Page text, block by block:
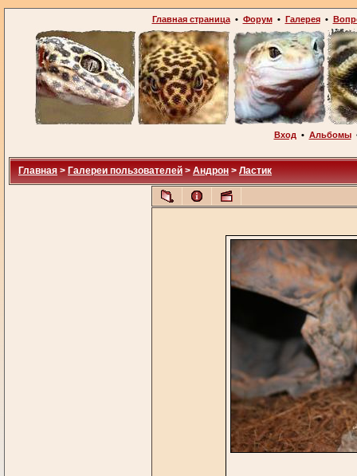
Главная страница• Форум• Галерея•
Вход • Альбомы
Главная > Галереи пользователей > Андрон > Ластик